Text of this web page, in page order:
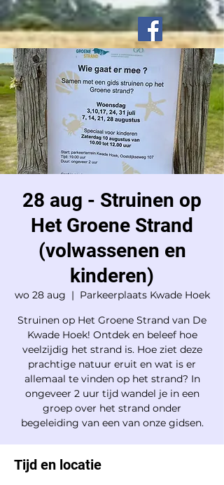
28 aug - Struinen op
Het Groene Strand
(volwassenen en
kinderen)
wo 28 aug
  |
Parkeerplaats Kwade Hoek
Struinen op Het Groene Strand van De
Kwade Hoek! Ontdek en beleef hoe
veelzijdig het strand is. Hoe ziet deze
prachtige natuur eruit en wat is er
allemaal te vinden op het strand? In
ongeveer 2 uur tijd wandel je in een
groep over het strand onder
begeleiding van een van onze gidsen.
Tijd en locatie